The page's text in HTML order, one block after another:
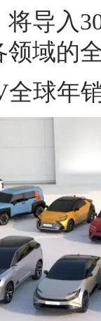
导入30
域的
球年销